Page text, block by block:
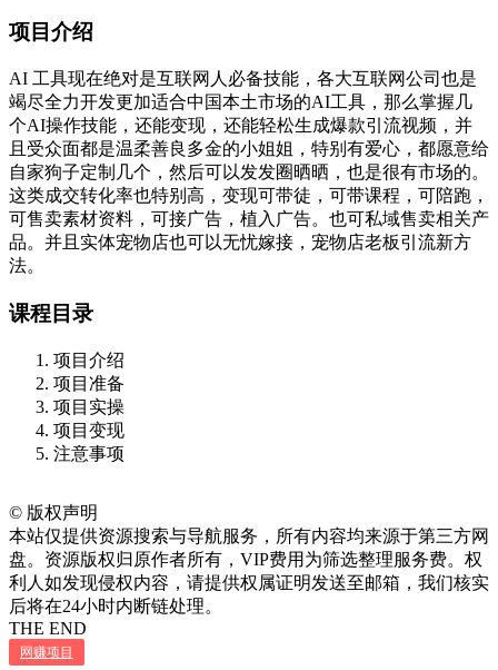
项目介绍
AI 工具现在绝对是互联网人必备技能，各大互联网公司也是
竭尽全力开发更加适合中国本土市场的AI工具，那么掌握几
个AI操作技能，还能变现，还能轻松生成爆款引流视频，并
且受众面都是温柔善良多金的小姐姐，特别有爱心，都愿意给
自家狗子定制几个，然后可以发发圈晒晒，也是很有市场的。
这类成交转化率也特别高，变现可带徒，可带课程，可陪跑，
可售卖素材资料，可接广告，植入广告。也可私域售卖相关产
品。并且实体宠物店也可以无忧嫁接，宠物店老板引流新方
法。
课程目录
项目介绍
项目准备
项目实操
项目变现
注意事项
© 版权声明
本站仅提供资源搜索与导航服务，所有内容均来源于第三方网
盘。资源版权归原作者所有，VIP费用为筛选整理服务费。权
利人如发现侵权内容，请提供权属证明发送至邮箱，我们核实
后将在24小时内断链处理。
THE END
网赚项目